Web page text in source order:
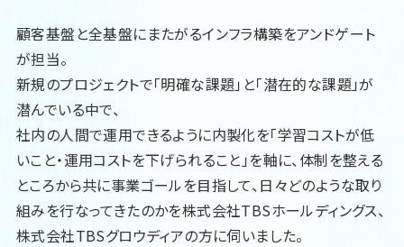
顧客基盤と全基盤にまたがるインフラ構築をアンドゲート
が担当。
新規のプロジェクトで「明確な課題」と「潜在的な課題」が
潜んでいる中で、
社内の人間で運用できるように内製化を「学習コストが低
いこと・運用コストを下げられること」を軸に、体制を整える
ところから共に事業ゴールを目指して、日々どのような取り
組みを行なってきたのかを株式会社TBSホールディングス、
株式会社TBSグロウディアの方に伺いました。